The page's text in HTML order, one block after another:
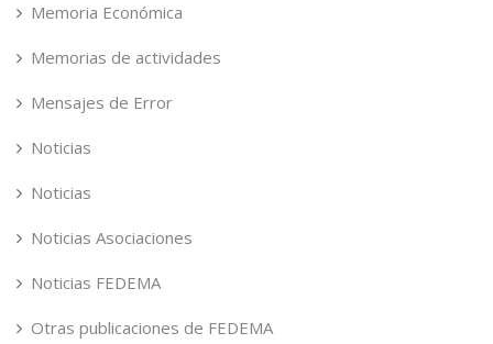
Memoria Económica
Memorias de actividades
Mensajes de Error
Noticias
Noticias
Noticias Asociaciones
Noticias FEDEMA
Otras publicaciones de FEDEMA